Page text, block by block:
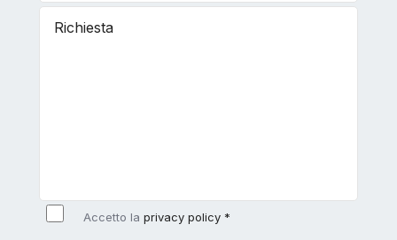
Accetto laprivacy policy *